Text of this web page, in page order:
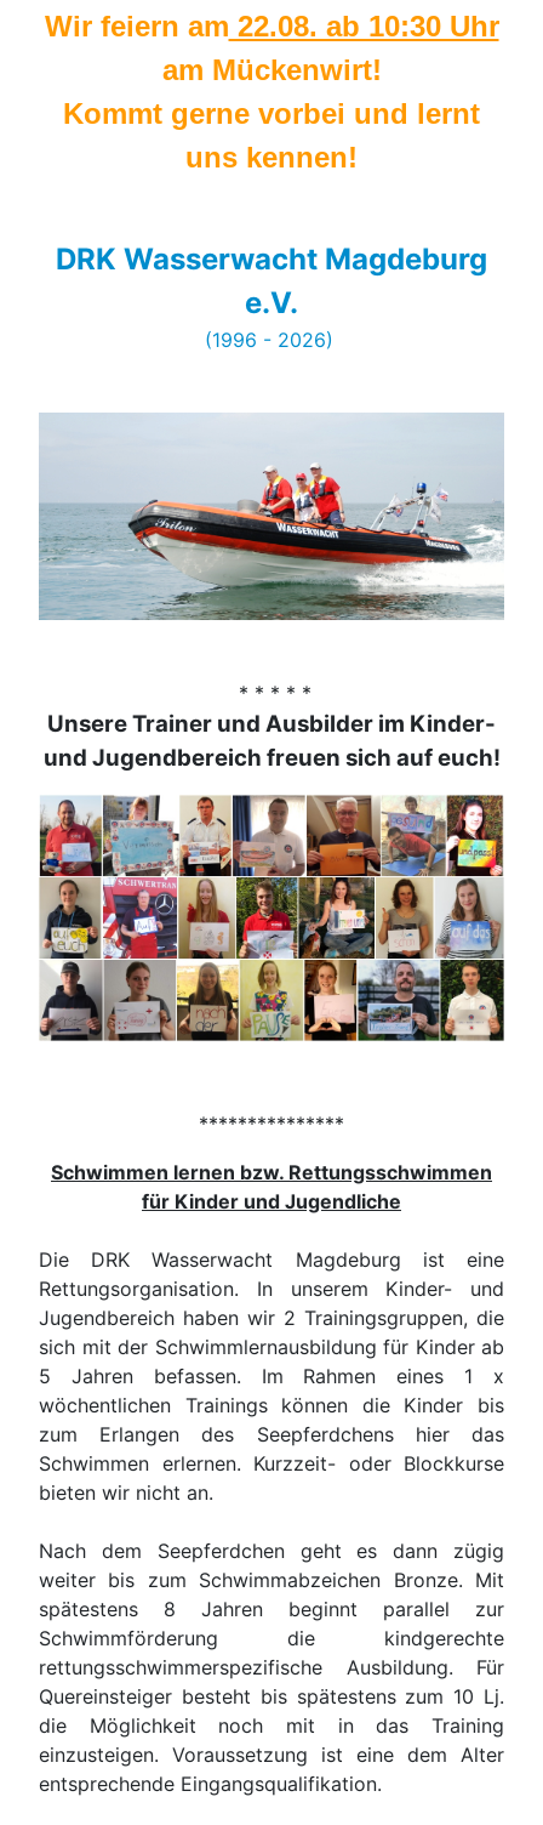
Wir feiern am 22.08. ab 10:30 Uhr
am Mückenwirt!
Kommt gerne vorbei und lernt
uns kennen!
DRK Wasserwacht Magdeburg
e.V.
(1996 - 2026)
* * * * *
Unsere Trainer und Ausbilder im Kinder-
und Jugendbereich freuen sich auf euch!
***************
Schwimmen lernen bzw. Rettungsschwimmen
für Kinder und Jugendliche
Die DRK Wasserwacht Magdeburg ist eine
Rettungsorganisation. In unserem Kinder- und
Jugendbereich haben wir 2 Trainingsgruppen, die
sich mit der Schwimmlernausbildung für Kinder ab
5 Jahren befassen. Im Rahmen eines 1 x
wöchentlichen Trainings können die Kinder bis
zum Erlangen des Seepferdchens hier das
Schwimmen erlernen. Kurzzeit- oder Blockkurse
bieten wir nicht an.
Nach dem Seepferdchen geht es dann zügig
weiter bis zum Schwimmabzeichen Bronze. Mit
spätestens 8 Jahren beginnt parallel zur
Schwimmförderung die kindgerechte
rettungsschwimmerspezifische Ausbildung. Für
Quereinsteiger besteht bis spätestens zum 10 Lj.
die Möglichkeit noch mit in das Training
einzusteigen. Voraussetzung ist eine dem Alter
entsprechende Eingangsqualifikation.